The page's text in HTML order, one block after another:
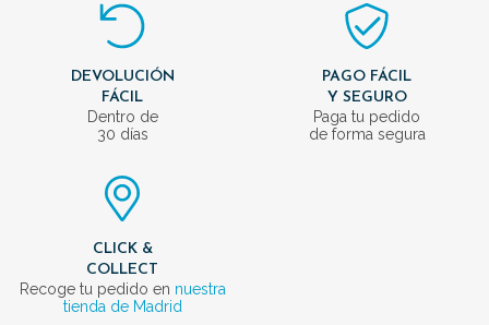
DEVOLUCIÓN
FÁCIL
Dentro de
30 días
PAGO FÁCIL
Y SEGURO
Paga tu pedido
de forma segura
CLICK &
COLLECT
Recoge tu pedido en nuestra
tienda de Madrid